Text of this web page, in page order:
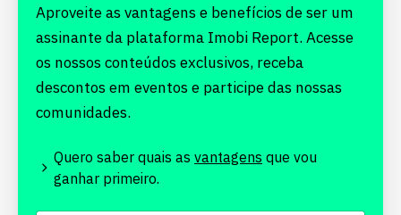
Aproveite as vantagens e benefícios de ser um
assinante da plataforma Imobi Report. Acesse
os nossos conteúdos exclusivos, receba
descontos em eventos e participe das nossas
comunidades.
Quero saber quais as vantagens que vou
ganhar primeiro.